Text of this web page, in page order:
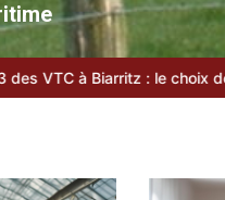
: le choix de la rédaction locale